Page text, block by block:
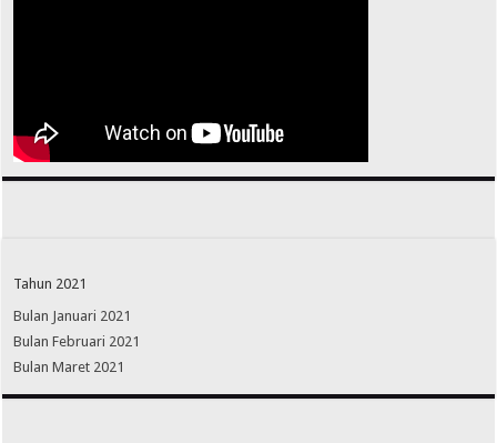
Tahun 2021
Bulan Januari 2021
Bulan Februari 2021
Bulan Maret 2021